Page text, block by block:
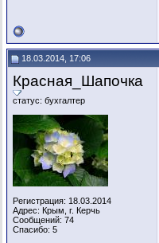
18.03.2014, 17:06
Красная_Шапочка
статус: бухгалтер
Регистрация: 18.03.2014
Адрес: Крым, г. Керчь
Сообщений: 74
Спасибо: 5